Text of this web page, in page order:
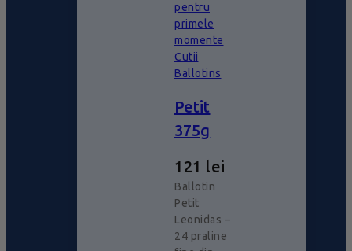
pentru
primele
momente
Cutii
Ballotins
Petit
375g
121 lei
Ballotin
Petit
Leonidas –
24 praline